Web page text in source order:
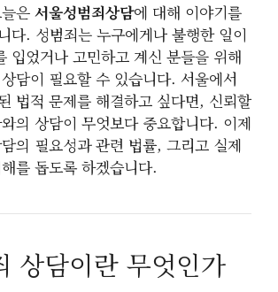
은서울성범죄상담에 대해 이야기를
다. 성범죄는 누구에게나 불행한 일이
입었거나 고민하고 계신 분들을 위해
담이 필요할 수 있습니다. 서울에서
법적 문제를 해결하고 싶다면, 신뢰할
의 상담이 무엇보다 중요합니다. 이제
의 필요성과 관련 법률, 그리고 실제
를 돕도록 하겠습니다.
상담이란 무엇인가